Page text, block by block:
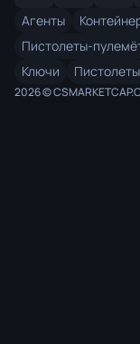
Агенты
Пистолеты-
Ключи
Пистолеты
2026 ©